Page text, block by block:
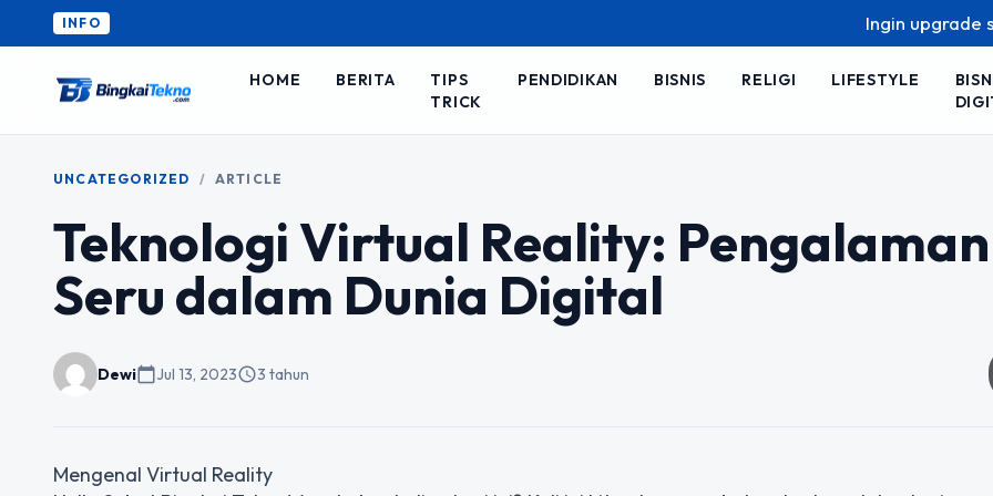
INFO Ingin upgrade skill
HOME BERITA
TIPS
TRICK
PENDIDIKAN BISNIS RELIGI LIFESTYLE
UNCATEGORIZED / ARTICLE
Teknologi Virtual Reality: Pengalaman
Seru dalam Dunia Digital
Dewicalendar_todayJul 13, 2023schedule3 tahun
Mengenal Virtual Reality